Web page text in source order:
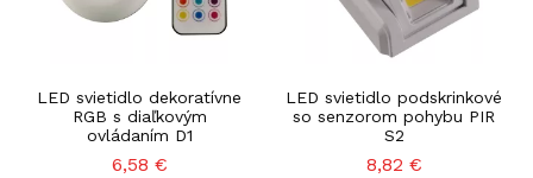
LED svietidlo dekoratívne
RGB s diaľkovým
ovládaním D1
6,58 €
LED svietidlo podskrinkové
so senzorom pohybu PIR
S2
8,82 €